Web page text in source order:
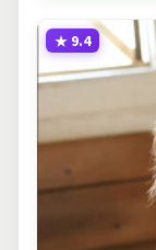
★ 9.4